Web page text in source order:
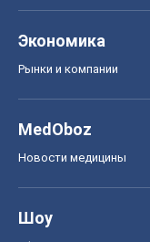
Экономика
Рынки и компании
MedOboz
Новости медицины
Шоу